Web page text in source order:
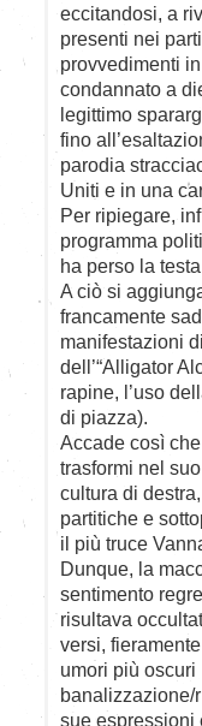
eccitandosi, a
presenti nei
provvedimenti
condannato a
legittimo
fino
parodia
Uniti e in una
Per ripiegare,
programma
ha perso la
A ciò si
francamente
manifestazioni
dell’“Alligator
rapine, l’uso
di piazza).
Accade così
trasformi nel
cultura di
partitiche e
il più truce
Dunque, la
sentimento
risultava
versi,
umori più
banalizzazione/
sue espressioni